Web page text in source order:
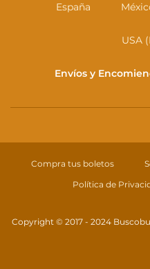
España
USA
Envíos y
Compra tus boletos
Política de
Copyright © 2017 - 2024